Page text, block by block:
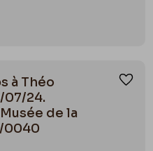
à Théo
07/24.
de la
0040